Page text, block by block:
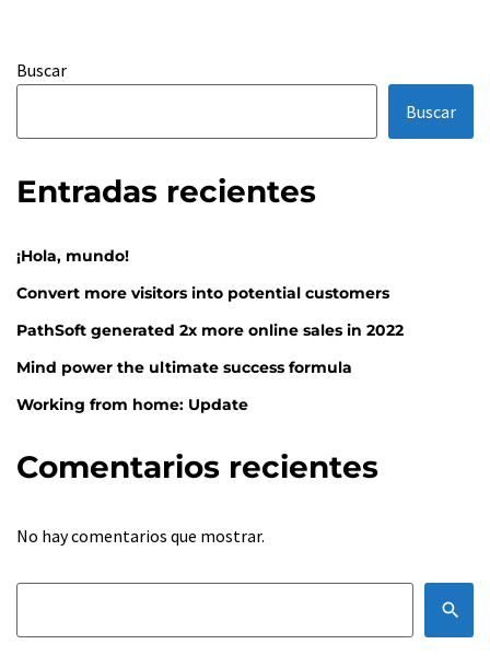
Buscar
Buscar
Entradas recientes
¡Hola, mundo!
Convert more visitors into potential customers
PathSoft generated 2x more online sales in 2022
Mind power the ultimate success formula
Working from home: Update
Comentarios recientes
No hay comentarios que mostrar.